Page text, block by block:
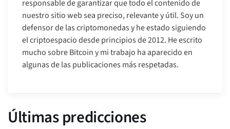
responsable de garantizar que todo el contenido de
nuestro sitio web sea preciso, relevante y útil. Soy un
defensor de las criptomonedas y he estado siguiendo
el criptoespacio desde principios de 2012. He escrito
mucho sobre Bitcoin y mi trabajo ha aparecido en
algunas de las publicaciones más respetadas.
Últimas predicciones